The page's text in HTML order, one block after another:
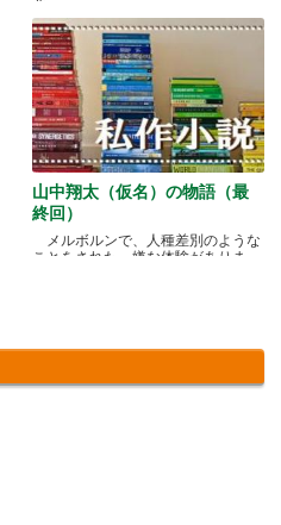
山中翔太（仮名）の物語（最
終回）
メルボルンで、人種差別のような
ことをされた、嫌な体験がありま